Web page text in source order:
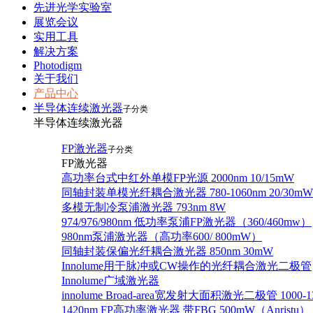
先进光学实验室
展览会议
实用工具
解决方案
Photodigm
关于我们
产品中心
半导体连续激光器子分类
半导体连续激光器
FP激光器子分类
FP激光器
高功率台式中红外单模FP光源 2000nm 10/15mW
同轴封装单模光纤耦合激光器 780-1060nm 20/30mW
多模无制冷泵浦激光器 793nm 8W
974/976/980nm 低功率泵浦FP激光器（360/460mw）
980nm泵浦激光器（高功率600/ 800mW）
同轴封装保偏光纤耦合激光器 850nm 30mW
Innolume用于脉冲或CW操作的光纤耦合激光二极管
Innolume广域激光器
innolume Broad-area宽发射大面积激光二极管 1000-
1420nm FP高功率激光器 带FBG 500mW（Anristu）